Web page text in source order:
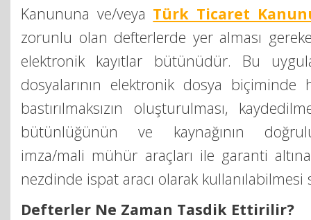
Kanununa ve/veya Türk Ticaret
zorunlu olan defterlerde yer alması
elektronik kayıtlar bütünüdür. Bu
dosyalarının elektronik dosya biçiminde
bastırılmaksızın oluşturulması,
bütünlüğünün ve kaynağının
imza/mali mühür araçları ile garanti
nezdinde ispat aracı olarak kullanılabilmesi
Defterler Ne Zaman Tasdik Ettirilir?